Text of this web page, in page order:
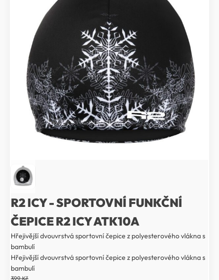
R2 ICY - SPORTOVNÍ FUNKČNÍ
ČEPICE R2 ICY ATK10A
Hřejivější dvouvrstvá sportovní čepice z polyesterového vlákna s
bambulí
Hřejivější dvouvrstvá sportovní čepice z polyesterového vlákna s
bambulí
399Kč